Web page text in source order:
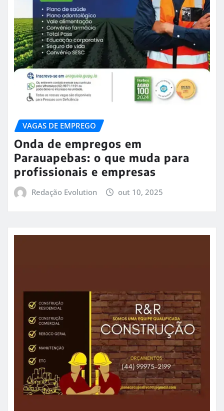
VAGAS DE EMPREGO
Onda de empregos em
Parauapebas: o que muda para
profissionais e empresas
Redação Evolution out 10, 2025